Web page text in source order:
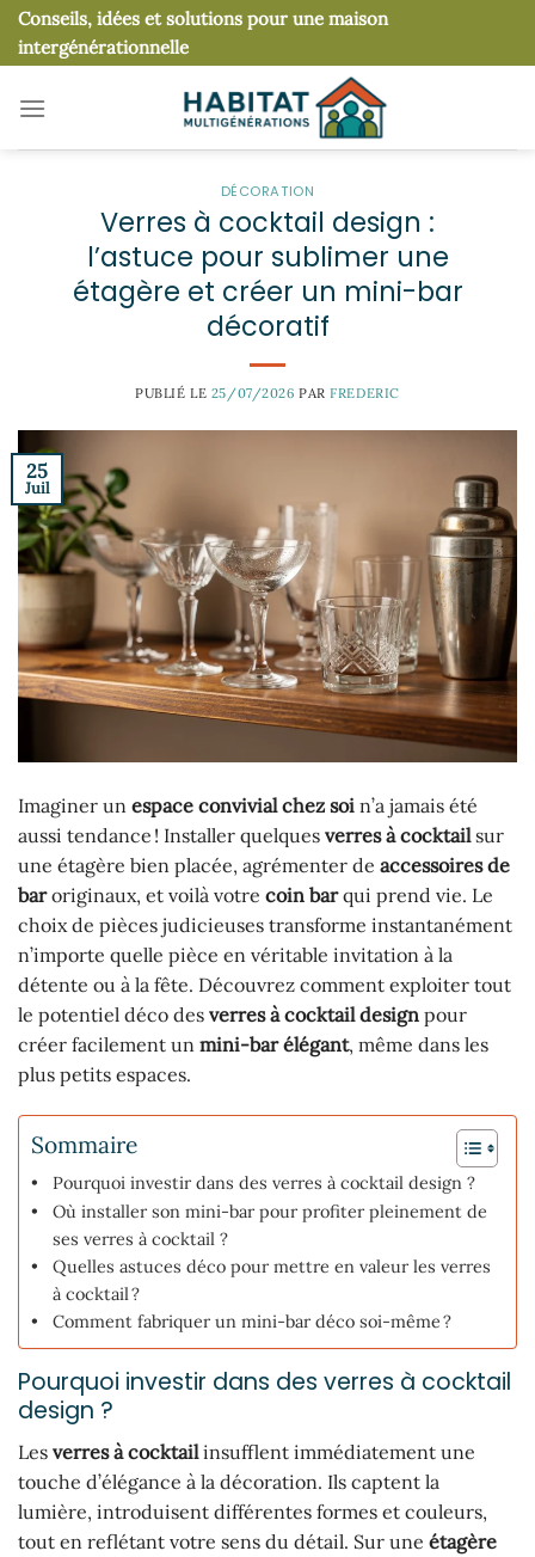
Passer
au
contenu
Conseils, idées et solutions pour une maison
intergénérationnelle
DÉCORATION
Verres à cocktail design :
l’astuce pour sublimer une
étagère et créer un mini-bar
décoratif
PUBLIÉ LE 25/07/2026 PARFREDERIC
25
Juil
Imaginer un espace convivial chez soi n’a jamais été
aussi tendance ! Installer quelques verres à cocktailsur
une étagère bien placée, agrémenter de accessoires de
baroriginaux, et voilà votre coin barqui prend vie. Le
choix de pièces judicieuses transforme instantanément
n’importe quelle pièce en véritable invitation à la
détente ou à la fête. Découvrez comment exploiter tout
le potentiel déco des verres à cocktail design pour
créer facilement un mini-bar élégant, même dans les
plus petits espaces.
Sommaire
Pourquoi investir dans des verres à cocktail design ?
Où installer son mini-bar pour profiter pleinement de
ses verres à cocktail ?
Quelles astuces déco pour mettre en valeur les verres
à cocktail ?
Comment fabriquer un mini-bar déco soi-même ?
Pourquoi investir dans des verres à cocktail
design ?
Les verres à cocktailinsufflent immédiatement une
touche d’élégance à la décoration. Ils captent la
lumière, introduisent différentes formes et couleurs,
tout en reflétant votre sens du détail. Sur une étagère